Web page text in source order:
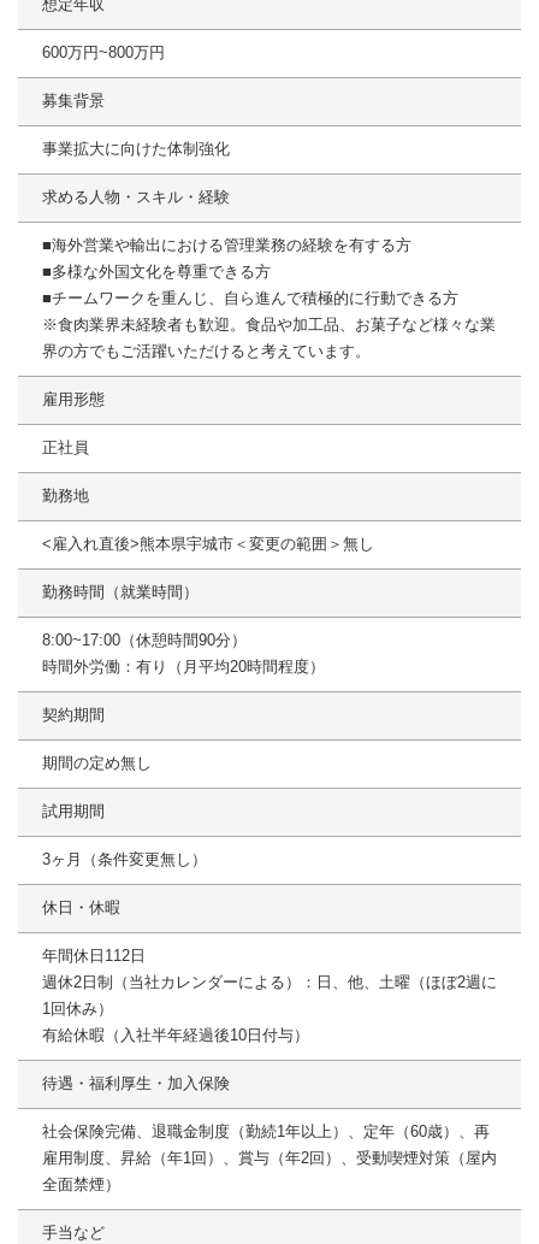
想定年収
600万円~800万円
募集背景
事業拡大に向けた体制強化
求める人物・スキル・経験
■海外営業や輸出における管理業務の経験を有する方
■多様な外国文化を尊重できる方
■チームワークを重んじ、自ら進んで積極的に行動できる方
※食肉業界未経験者も歓迎。食品や加工品、お菓子など様々な業
界の方でもご活躍いただけると考えています。
雇用形態
正社員
勤務地
<雇入れ直後>熊本県宇城市＜変更の範囲＞無し
勤務時間（就業時間）
8:00~17:00（休憩時間90分）
時間外労働：有り（月平均20時間程度）
契約期間
期間の定め無し
試用期間
3ヶ月（条件変更無し）
休日・休暇
年間休日112日
週休2日制（当社カレンダーによる）：日、他、土曜（ほぼ2週に
1回休み）
有給休暇（入社半年経過後10日付与）
待遇・福利厚生・加入保険
社会保険完備、退職金制度（勤続1年以上）、定年（60歳）、再
雇用制度、昇給（年1回）、賞与（年2回）、受動喫煙対策（屋内
全面禁煙）
手当など